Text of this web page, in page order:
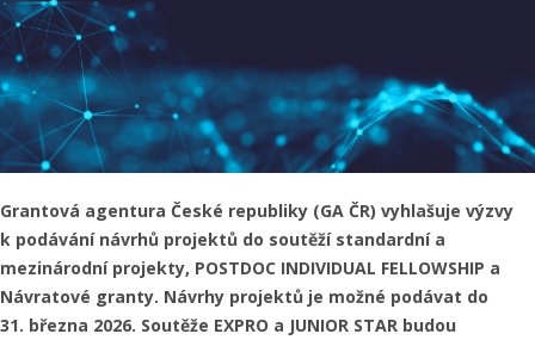
Grantová agentura České republiky (GA ČR) vyhlašuje výzvy
k podávání návrhů projektů do soutěží standardní a
mezinárodní projekty, POSTDOC INDIVIDUAL FELLOWSHIP a
Návratové granty. Návrhy projektů je možné podávat do
31. března 2026. Soutěže EXPRO a JUNIOR STAR budou